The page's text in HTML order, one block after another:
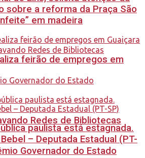
Redes de Bibliotecas
Governador do Estado
sobre a reforma da Praça São
em madeira
feirão de empregos em
paulista está estagnada.
– Deputada Estadual (PT-